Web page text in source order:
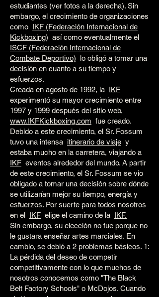
estudiantes (ver fotos a la derecha). Sin
embargo, el crecimiento de organizaciones
como IKF (Federación Internacional de
Kickboxing) así como eventualmente el
ISCF (Federación Internacional de
Combate Deportivo) lo obligó a tomar una
decisión en cuanto a su tiempo y
esfuerzos.
Creada en agosto de 1992, la IKF
experimentó su mayor crecimiento entre
1997 y 1999 después del sitio web,
www.IKFKickboxing.com fue creado.
Debido a este crecimiento, el Sr. Fossum
tuvo una intensa itinerario de viaje y
estaba mucho en la carretera, viajando a
IKF eventos alrededor del mundo. A partir
de este crecimiento, el Sr. Fossum se vio
obligado a tomar una decisión sobre dónde
se utilizarían mejor su tiempo, energía y
esfuerzos. Por suerte para todos nosotros
en el IKF elige el camino de la IKF.
Sin embargo, su elección no fue porque no
le gustara enseñar artes marciales. En
cambio, se debió a 2 problemas básicos. 1:
La pérdida del deseo de competir
competitivamente con lo que muchos de
nosotros conocemos como "The Black
Belt Factory Schools" o McDojos. Cuando